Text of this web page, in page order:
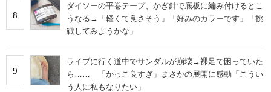
8
ダイソーの平巻テープ、かぎ針で底板に編み付けるとこ
うなる→「軽くて良さそう」「好みのカラーです」「挑
戦してみようかな」
9
ライブに行く道中でサンダルが崩壊→裸足で困っていた
ら…… 「かっこ良すぎ」まさかの展開に感動「こうい
う人に私もなりたい」